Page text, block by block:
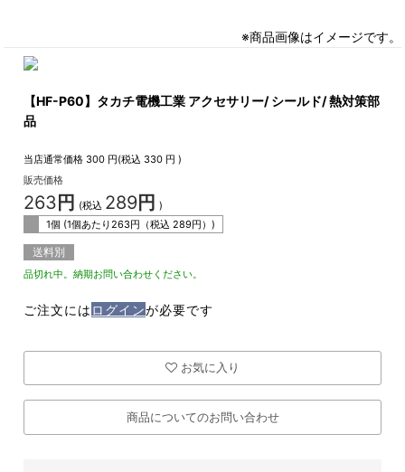
※商品画像はイメージです。
【HF-P60】タカチ電機工業 アクセサリー/ シールド/ 熱対策部
品
当店通常価格 300 円(税込 330 円 )
販売価格
263 円 (税込 289円 )
1個 (1個あたり 263円（税込 289円）)
送料別
品切れ中。納期お問い合わせください。
ご注文には ログインが必要です
お気に入り
商品についてのお問い合わせ